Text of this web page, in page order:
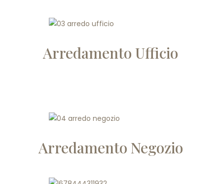
Arredamento Ufficio
Arredamento Negozio